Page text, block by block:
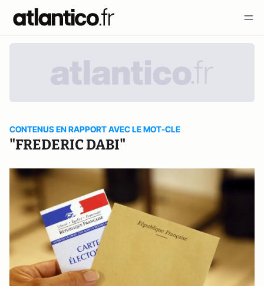
CONTENUS EN RAPPORT AVEC LE MOT-CLE
"FREDERIC DABI"